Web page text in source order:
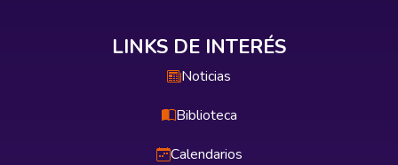
LINKS DE INTERÉS
Noticias
Biblioteca
Calendarios